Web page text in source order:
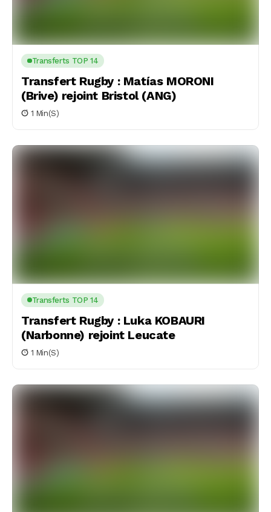
Transferts TOP 14
Transfert Rugby : Matías MORONI
(Brive) rejoint Bristol (ANG)
1 Min(s)
Transferts TOP 14
Transfert Rugby : Luka KOBAURI
(Narbonne) rejoint Leucate
1 Min(s)